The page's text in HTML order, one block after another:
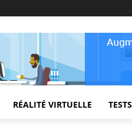
RÉALITÉ VIRTUELLE TESTS